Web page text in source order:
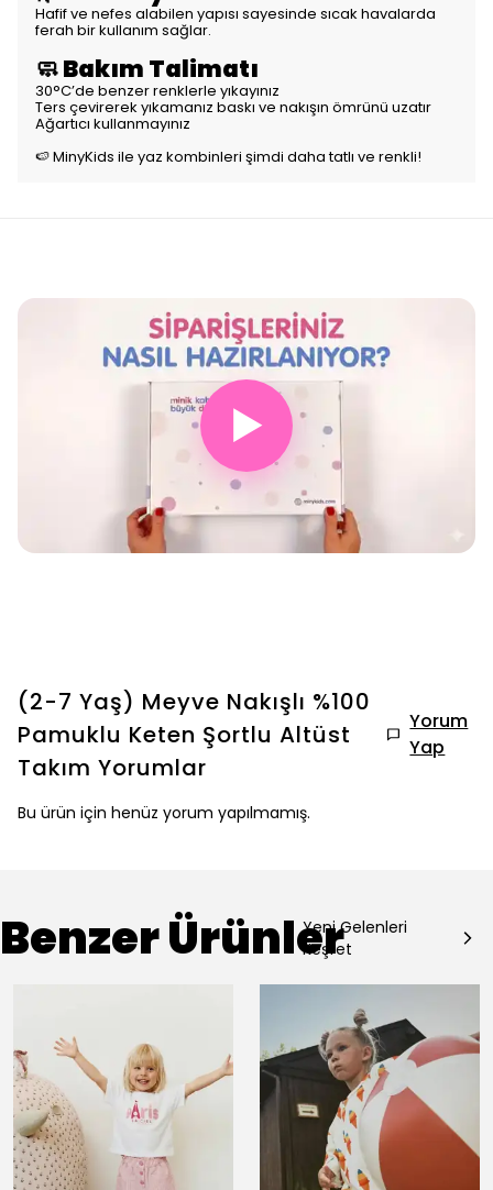
Hafif ve nefes alabilen yapısı sayesinde sıcak havalarda
ferah bir kullanım sağlar.
🧼 Bakım Talimatı
30°C’de benzer renklerle yıkayınız
Ters çevirerek yıkamanız baskı ve nakışın ömrünü uzatır
Ağartıcı kullanmayınız
🍉 MinyKids ile yaz kombinleri şimdi daha tatlı ve renkli!
▶
(2-7 Yaş) Meyve Nakışlı %100
Pamuklu Keten Şortlu Altüst
Takım Yorumlar
Yorum
Yap
Bu ürün için henüz yorum yapılmamış.
Benzer ÜrünlerYeni Gelenleri
Keşfet